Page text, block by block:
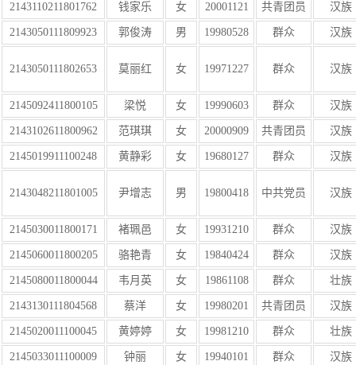
2143110211801762 钱家乐 女 20001121 共青团员 汉族
2143050111809923 郭俊涛 男 19980528 群众 汉族
2143050111802653 莫丽红 女 19971227 群众 汉族
2145092411800105 梁悦 女 19990603 群众 汉族
2143102611800962 范琪琪 女 20000909 共青团员 汉族
2145019911100248 黄静彩 女 19680127 群众 汉族
2143048211801005 尹增志 男 19800418 中共党员 汉族
2145030011800171 褚珮邑 女 19931210 群众 汉族
2145060011800205 骆艳青 女 19840424 群众 汉族
2145080011800044 韦月英 女 19861108 群众 壮族
2143130111804568 蔡洋 女 19980201 共青团员 汉族
2145020011100045 黄婷婷 女 19981210 群众 壮族
2145033011100009 钟丽 女 19940101 群众 汉族